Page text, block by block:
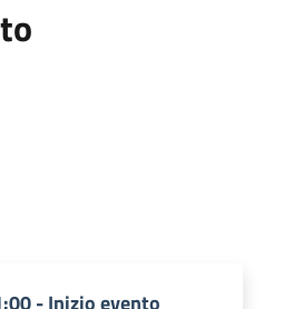
- Inizio evento